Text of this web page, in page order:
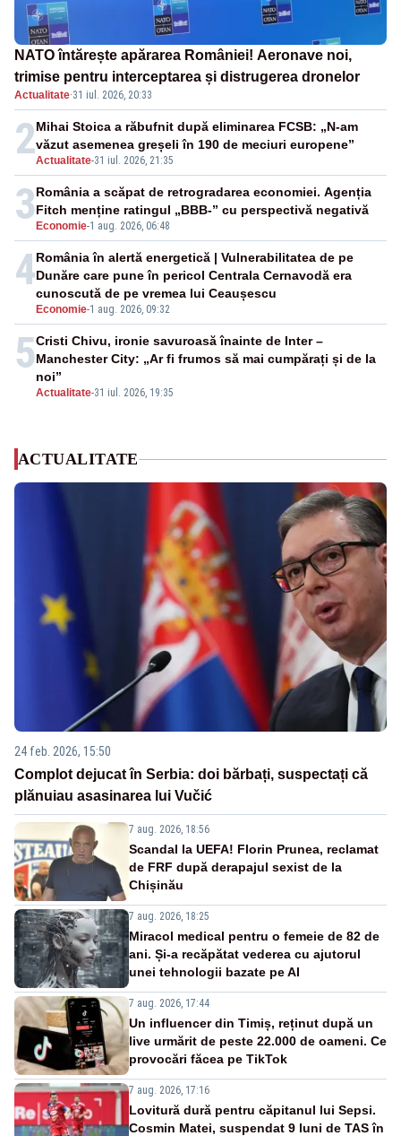
NATO întărește apărarea României! Aeronave noi,
trimise pentru interceptarea și distrugerea dronelor
Actualitate·31 iul. 2026, 20:33
2Actualitate-31 iul. 2026, 21:35
Mihai Stoica a răbufnit după eliminarea FCSB: „N-am
văzut asemenea greșeli în 190 de meciuri europene”
3 Economie-1 aug. 2026, 06:48
România a scăpat de retrogradarea economiei. Agenția
Fitch menține ratingul „BBB-” cu perspectivă negativă
4
Economie-1 aug. 2026, 09:32
România în alertă energetică | Vulnerabilitatea de pe
Dunăre care pune în pericol Centrala Cernavodă era
cunoscută de pe vremea lui Ceaușescu
5
Actualitate-31 iul. 2026, 19:35
Cristi Chivu, ironie savuroasă înainte de Inter –
Manchester City: „Ar fi frumos să mai cumpărați și de la
noi”
ACTUALITATE
24 feb. 2026, 15:50
Complot dejucat în Serbia: doi bărbați, suspectați că
plănuiau asasinarea lui Vučić
7 aug. 2026, 18:56
Scandal la UEFA! Florin Prunea, reclamat
de FRF după derapajul sexist de la
Chișinău
7 aug. 2026, 18:25
Miracol medical pentru o femeie de 82 de
ani. Și-a recăpătat vederea cu ajutorul
unei tehnologii bazate pe AI
7 aug. 2026, 17:44
Un influencer din Timiș, reținut după un
live urmărit de peste 22.000 de oameni. Ce
provocări făcea pe TikTok
7 aug. 2026, 17:16
Lovitură dură pentru căpitanul lui Sepsi.
Cosmin Matei, suspendat 9 luni de TAS în